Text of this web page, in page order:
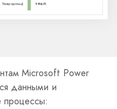
Microsoft Power
данными и
процессы: